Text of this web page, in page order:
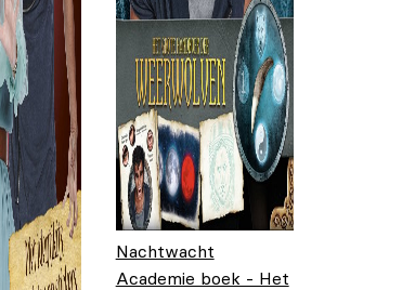
Nachtwacht
Academie boek - Het